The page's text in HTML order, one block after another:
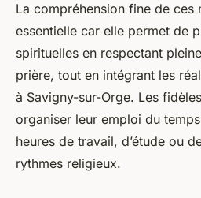
La compréhension fine de ces
essentielle car elle permet de
spirituelles en respectant
prière, tout en intégrant les
à Savigny-sur-Orge. Les
organiser leur emploi du
heures de travail, d’étude ou
rythmes religieux.